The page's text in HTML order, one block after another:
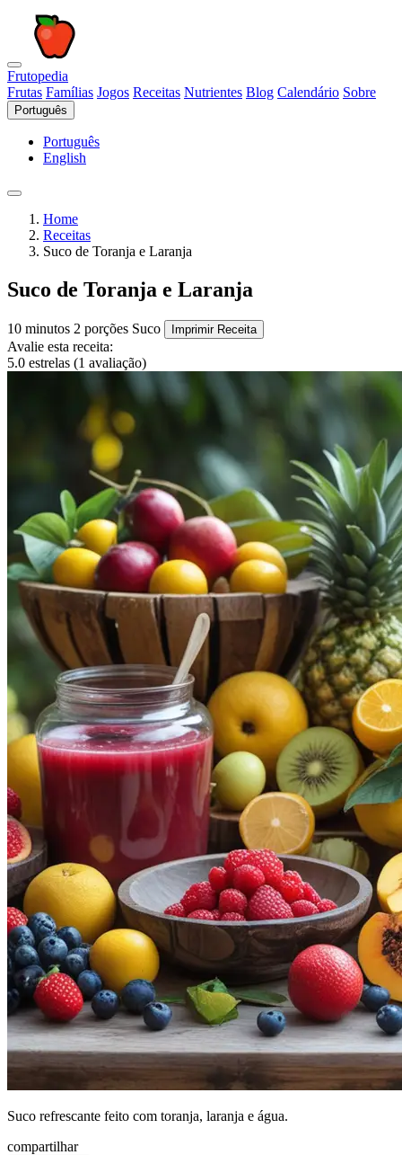
Frutopedia
Frutas Famílias Jogos Receitas Nutrientes Blog Calendário Sobre
Português
Português
English
Home
Receitas
Suco de Toranja e Laranja
Suco de Toranja e Laranja
10 minutos 2 porções Suco Imprimir Receita
Avalie esta receita:
5.0 estrelas (1 avaliação)
Suco refrescante feito com toranja, laranja e água.
compartilhar